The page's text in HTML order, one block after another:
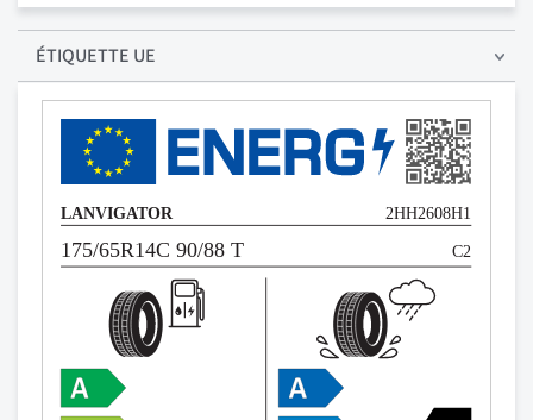
ÉTIQUETTE UE